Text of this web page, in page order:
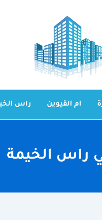
ام القيوين راس
راس الخيمة